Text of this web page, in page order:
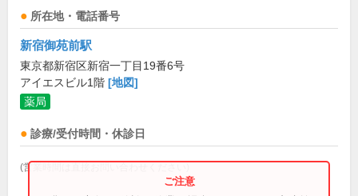
所在地・電話番号
新宿御苑前駅
東京都新宿区新宿一丁目19番6号
アイエスビル1階 [地図]
薬局
診療/受付時間・休診日
(営業時間は直接お問い合わせください)